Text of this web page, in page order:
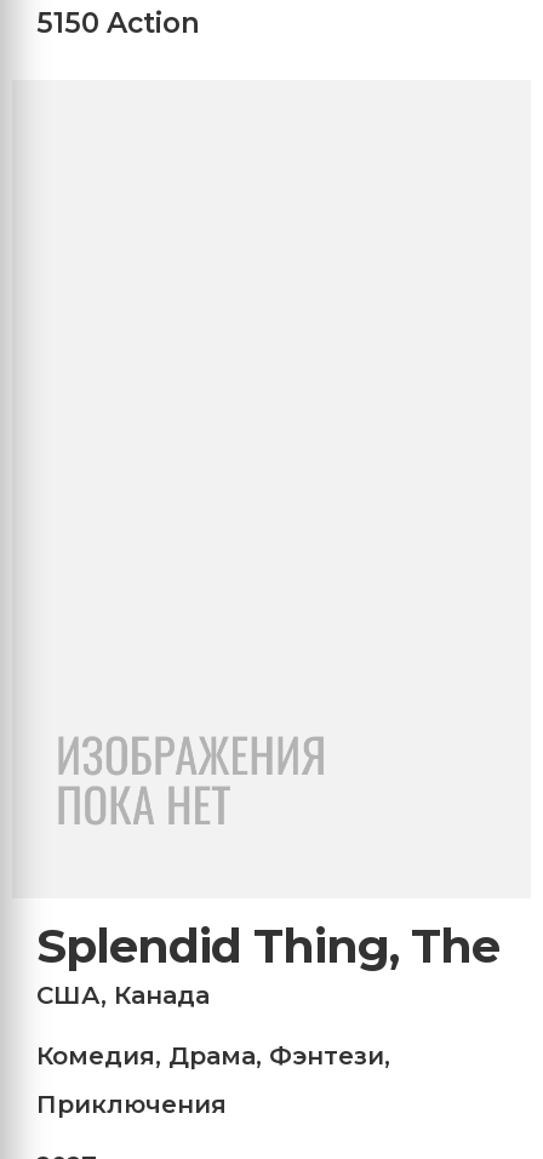
5150 Action
Splendid Thing, The
США, Канада
Комедия, Драма, Фэнтези,
Приключения